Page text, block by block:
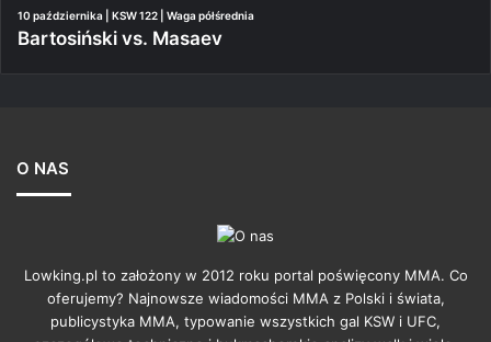
10 października | KSW 122 | Waga półśrednia
Bartosiński vs. Masaev
O NAS
Lowking.pl to założony w 2012 roku portal poświęcony MMA. Co
oferujemy? Najnowsze wiadomości MMA z Polski i świata,
publicystyka MMA, typowanie wszystkich gal KSW i UFC,